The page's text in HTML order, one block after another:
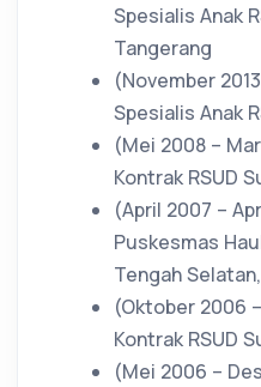
Spesialis Anak
Tangerang
(November
Spesialis Anak
(Mei 2008 –
Kontrak RSUD
(April 2007 –
Puskesmas
Tengah
(Oktober 2006
Kontrak RSUD
(Mei 2006 –